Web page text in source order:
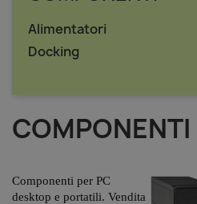
Alimentatori
Docking
COMPONENTI
Componenti per PC
desktop e portatili. Vendita